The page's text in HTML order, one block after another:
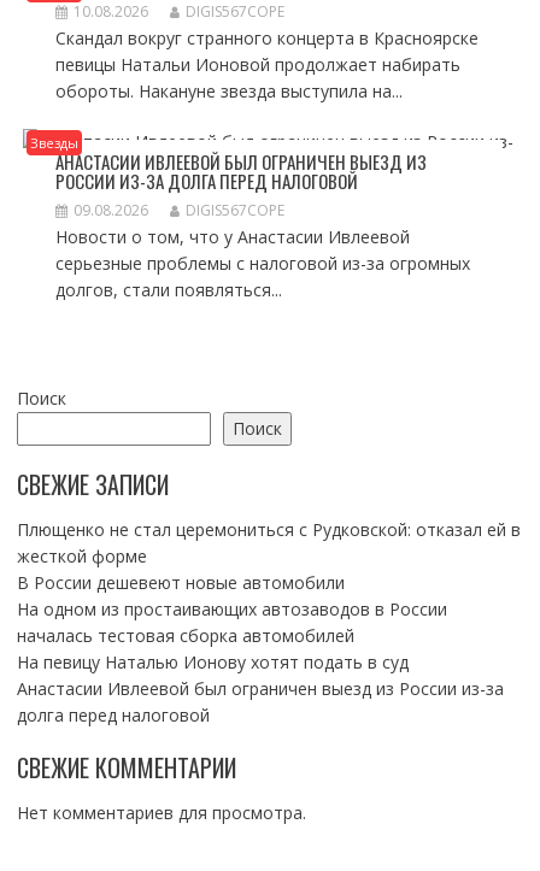
10.08.2026 DIGIS567COPE
Скандал вокруг странного концерта в Красноярске
певицы Натальи Ионовой продолжает набирать
обороты. Накануне звезда выступила на...
Звезды
АНАСТАСИИ ИВЛЕЕВОЙ БЫЛ ОГРАНИЧЕН ВЫЕЗД ИЗ
РОССИИ ИЗ-ЗА ДОЛГА ПЕРЕД НАЛОГОВОЙ
09.08.2026 DIGIS567COPE
Новости о том, что у Анастасии Ивлеевой
серьезные проблемы с налоговой из-за огромных
долгов, стали появляться...
Поиск
Поиск
СВЕЖИЕ ЗАПИСИ
Плющенко не стал церемониться с Рудковской: отказал ей в
жесткой форме
В России дешевеют новые автомобили
На одном из простаивающих автозаводов в России
началась тестовая сборка автомобилей
На певицу Наталью Ионову хотят подать в суд
Анастасии Ивлеевой был ограничен выезд из России из-за
долга перед налоговой
СВЕЖИЕ КОММЕНТАРИИ
Нет комментариев для просмотра.